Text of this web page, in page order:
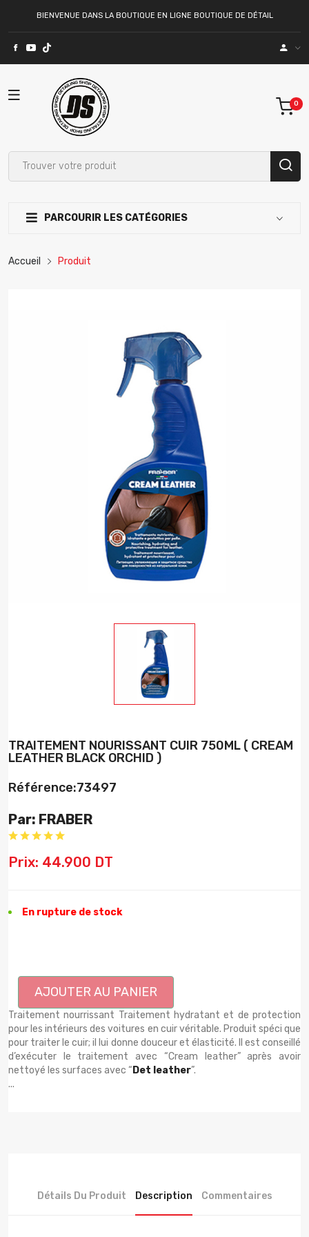
BIENVENUE DANS LA BOUTIQUE EN LIGNE BOUTIQUE DE DÉTAIL
PARCOURIR LES CATÉGORIES
Accueil Produit
TRAITEMENT NOURISSANT CUIR 750ML ( CREAM
LEATHER BLACK ORCHID )
Référence:73497
Par: FRABER
Prix: 44.900 DT
En rupture de stock
AJOUTER AU PANIER
Traitement nourrissant Traitement hydratant et de protection
pour les intérieurs des voitures en cuir véritable. Produit spéci que
pour traiter le cuir; il lui donne douceur et élasticité. Il est conseillé
d’exécuter le traitement avec “Cream leather” après avoir
nettoyé les surfaces avec “ Det leather”.
...
Détails Du Produit Description Commentaires